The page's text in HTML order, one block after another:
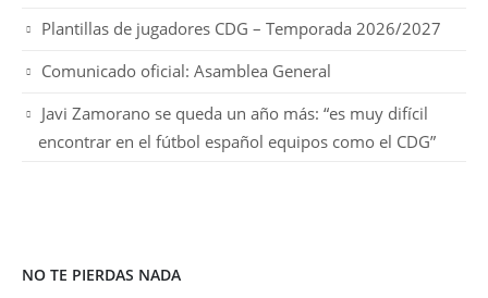
Plantillas de jugadores CDG – Temporada 2026/2027
Comunicado oficial: Asamblea General
Javi Zamorano se queda un año más: “es muy difícil
encontrar en el fútbol español equipos como el CDG”
NO TE PIERDAS NADA